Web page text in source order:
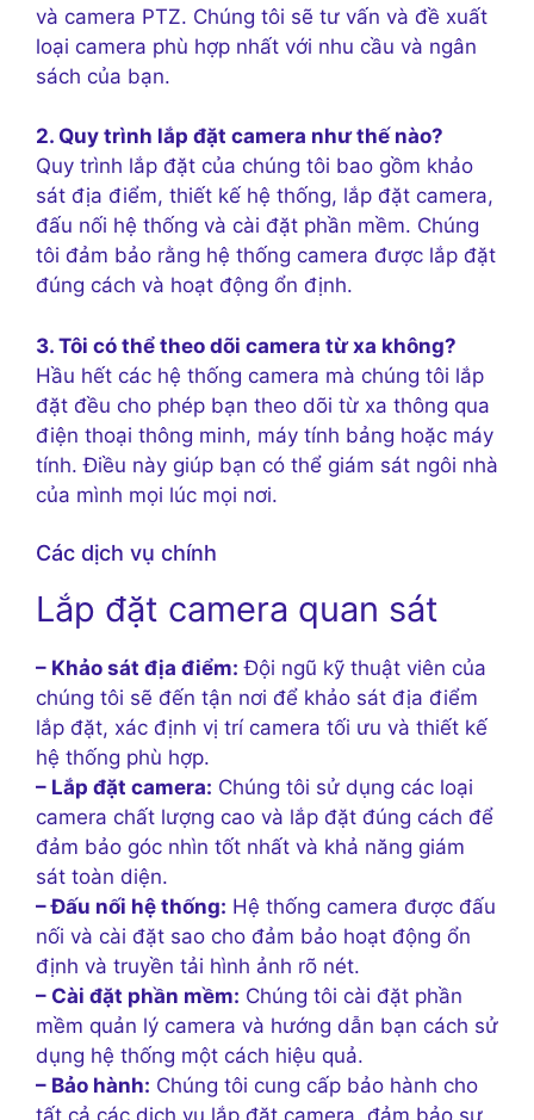
và camera PTZ. Chúng tôi sẽ tư vấn và đề xuất
loại camera phù hợp nhất với nhu cầu và ngân
sách của bạn.
2. Quy trình lắp đặt camera như thế nào?
Quy trình lắp đặt của chúng tôi bao gồm khảo
sát địa điểm, thiết kế hệ thống, lắp đặt camera,
đấu nối hệ thống và cài đặt phần mềm. Chúng
tôi đảm bảo rằng hệ thống camera được lắp đặt
đúng cách và hoạt động ổn định.
3. Tôi có thể theo dõi camera từ xa không?
Hầu hết các hệ thống camera mà chúng tôi lắp
đặt đều cho phép bạn theo dõi từ xa thông qua
điện thoại thông minh, máy tính bảng hoặc máy
tính. Điều này giúp bạn có thể giám sát ngôi nhà
của mình mọi lúc mọi nơi.
Các dịch vụ chính
Lắp đặt camera quan sát
– Khảo sát địa điểm: Đội ngũ kỹ thuật viên của
chúng tôi sẽ đến tận nơi để khảo sát địa điểm
lắp đặt, xác định vị trí camera tối ưu và thiết kế
hệ thống phù hợp.
– Lắp đặt camera: Chúng tôi sử dụng các loại
camera chất lượng cao và lắp đặt đúng cách để
đảm bảo góc nhìn tốt nhất và khả năng giám
sát toàn diện.
– Đấu nối hệ thống: Hệ thống camera được đấu
nối và cài đặt sao cho đảm bảo hoạt động ổn
định và truyền tải hình ảnh rõ nét.
– Cài đặt phần mềm: Chúng tôi cài đặt phần
mềm quản lý camera và hướng dẫn bạn cách sử
dụng hệ thống một cách hiệu quả.
– Bảo hành: Chúng tôi cung cấp bảo hành cho